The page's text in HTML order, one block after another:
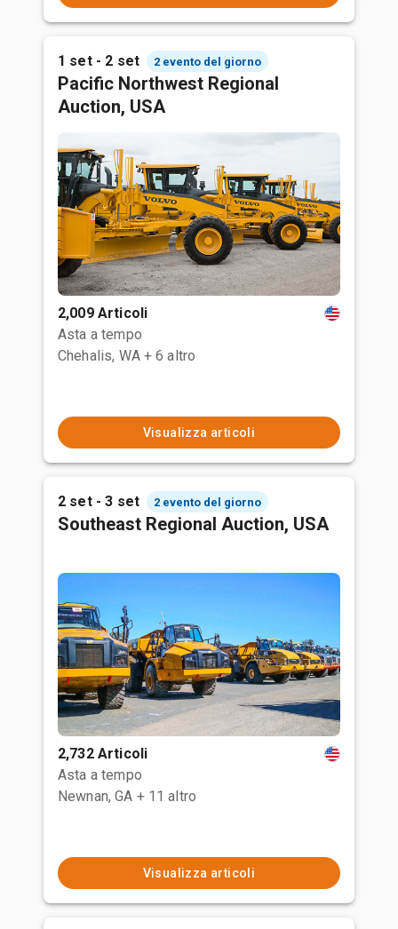
1 set - 2 set 2 evento del giorno
Pacific Northwest Regional
Auction, USA
2,009 Articoli
Asta a tempo
Chehalis, WA + 6 altro
Visualizza articoli
2 set - 3 set 2 evento del giorno
Southeast Regional Auction, USA
2,732 Articoli
Asta a tempo
Newnan, GA + 11 altro
Visualizza articoli